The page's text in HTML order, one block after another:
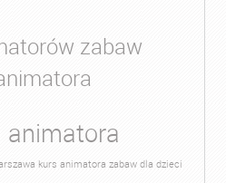
zabaw
animatora
kurs animatora zabaw dla dzieci